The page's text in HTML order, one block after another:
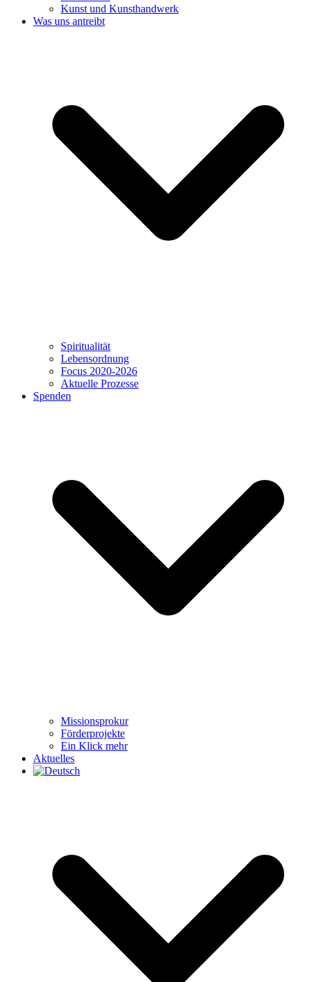
Kunst und Kunsthandwerk
Was uns antreibt
Spiritualität
Lebensordnung
Focus 2020-2026
Aktuelle Prozesse
Spenden
Missionsprokur
Förderprojekte
Ein Klick mehr
Aktuelles